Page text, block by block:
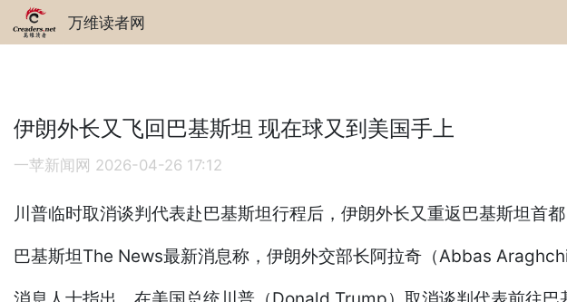
万维读者网
伊朗外长又飞回巴基斯坦 现在球又到美国手上
一苹新闻网 2026-04-26 17:12
川普临时取消谈判代表赴巴基斯坦行程后，伊朗外长又重返巴基斯坦首
巴基斯坦The News最新消息称，伊朗外交部长阿拉奇（Abbas